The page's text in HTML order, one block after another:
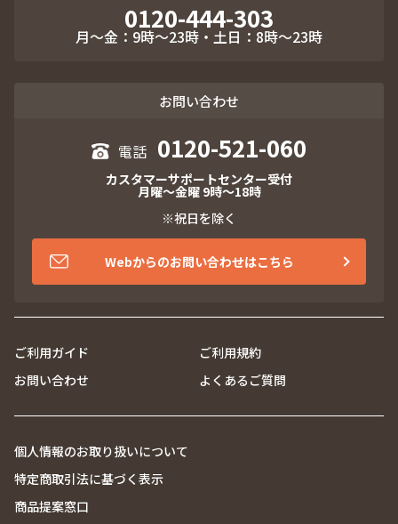
0120-444-303
月～金：9時～23時・土日：8時～23時
お問い合わせ
0120-521-060
カスタマーサポートセンター受付
月曜～金曜 9時～18時
※祝日を除く
Webからのお問い合わせはこちら
ご利用ガイド
ご利用規約
お問い合わせ
よくあるご質問
個人情報のお取り扱いについて
特定商取引法に基づく表示
商品提案窓口